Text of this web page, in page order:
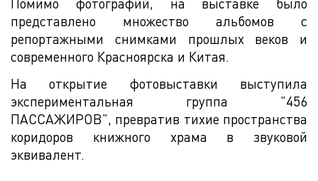
представлено множество альбомов с
репортажными снимками прошлых веков и
современного Красноярска и Китая.
На открытие фотовыставки выступила
экспериментальная группа "456
ПАССАЖИРОВ", превратив тихие пространства
коридоров книжного храма в звуковой
эквивалент.